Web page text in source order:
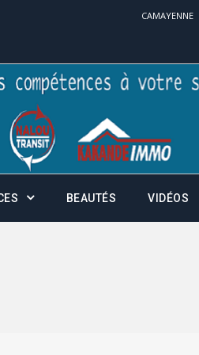
CAMAYENNE
BEAUTÉS VIDÉOS